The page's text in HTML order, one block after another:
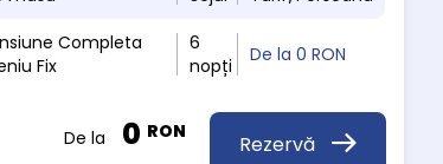
Completa
Fix
6
nopți
De la0 RON
Rezervă
De la 0 RON